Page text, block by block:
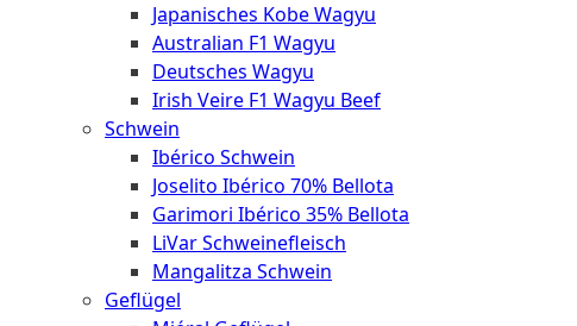
Japanisches Kobe Wagyu
Australian F1 Wagyu
Deutsches Wagyu
Irish Veire F1 Wagyu Beef
Schwein
Ibérico Schwein
Joselito Ibérico 70% Bellota
Garimori Ibérico 35% Bellota
LiVar Schweinefleisch
Mangalitza Schwein
Geflügel